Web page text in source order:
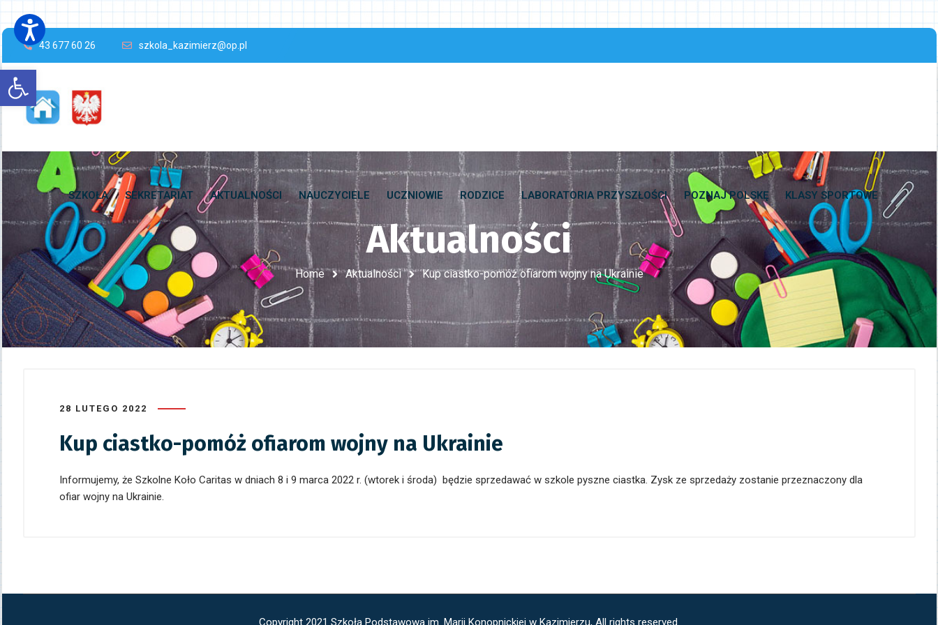
Open toolbar
43 677 60 26 szkola_kazimierz@op.pl
SZKOŁA SEKRETARIAT AKTUALNOŚCI NAUCZYCIELE UCZNIOWIE RODZICE LABORATORIA PRZYSZŁOŚCI POZNAJ POLSKĘ KLASY SPORTOWE
Aktualności
Home Aktualności Kup ciastko-pomóż ofiarom wojny na Ukrainie
28 LUTEGO 2022
Kup ciastko-pomóż ofiarom wojny na Ukrainie
Informujemy, że Szkolne Koło Caritas w dniach 8 i 9 marca 2022 r. (wtorek i środa) będzie sprzedawać w szkole pyszne ciastka. Zysk ze sprzedaży zostanie przeznaczony dla
ofiar wojny na Ukrainie.
Copyright 2021 Szkoła Podstawowa im. Marii Konopnickiej w Kazimierzu, All rights reserved.